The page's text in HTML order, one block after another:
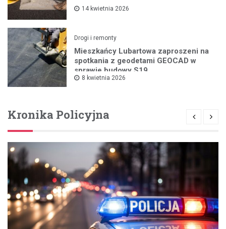
14 kwietnia 2026
Drogi i remonty
Mieszkańcy Lubartowa zaproszeni na
spotkania z geodetami GEOCAD w
sprawie budowy S19
8 kwietnia 2026
Kronika Policyjna